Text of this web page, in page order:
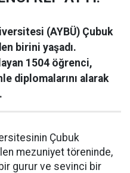
(AYBÜ) Çubuk
birini yaşadı.
1504 öğrenci,
diplomalarını alarak
Çubuk
mezuniyet töreninde,
gurur ve sevinci bir